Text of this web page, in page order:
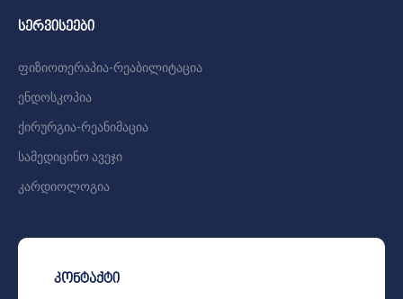
სერვისეები
ფიზიოთერაპია-რეაბილიტაცია
ენდოსკოპია
ქირურგია-რეანიმაცია
სამედიცინო ავეჯი
კარდიოლოგია
კონტაქტი